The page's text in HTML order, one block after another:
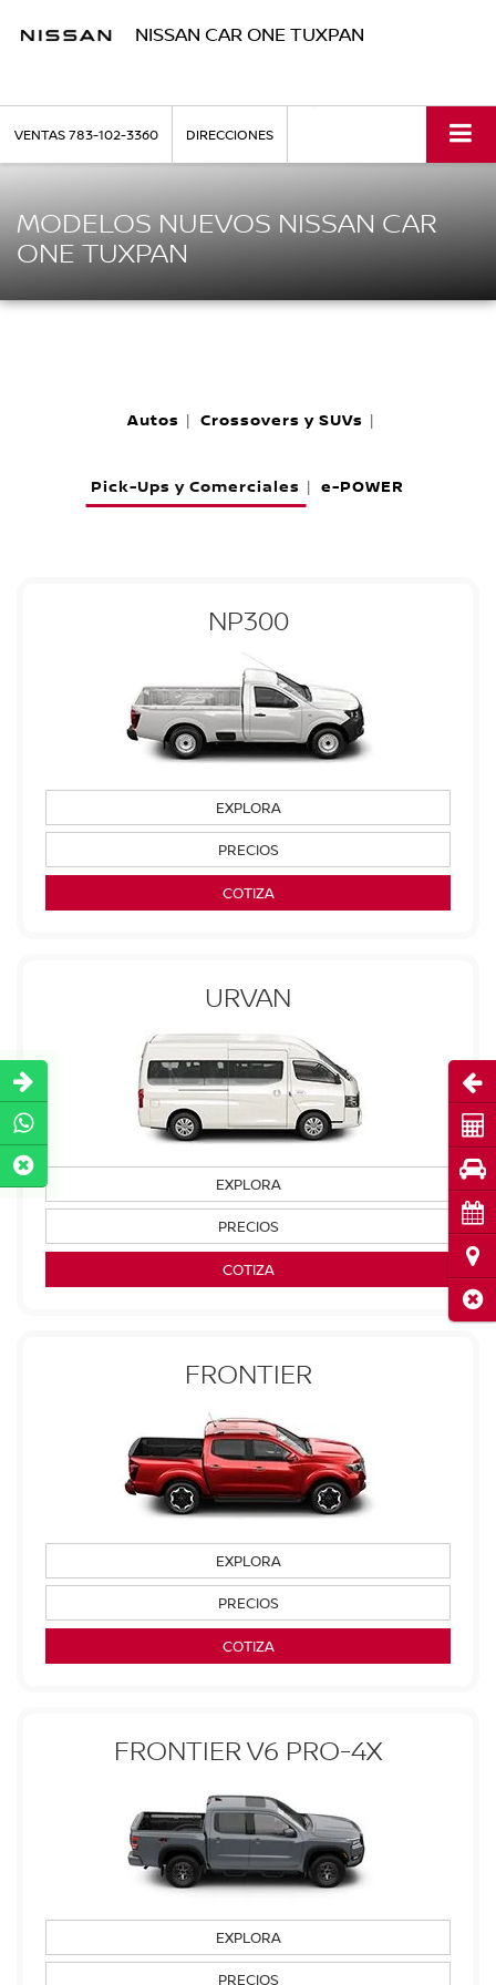
NISSAN CAR ONE TUXPAN
VENTAS783-102-3360 DIRECCIONES
MODELOS NUEVOS NISSAN CAR
ONE TUXPAN
Autos | Crossovers y SUVs |
Pick-Ups y Comerciales | e-POWER
NP300
EXPLORA
PRECIOS
COTIZA
URVAN
EXPLORA
PRECIOS
COTIZA
FRONTIER
EXPLORA
PRECIOS
COTIZA
FRONTIER V6 PRO-4X
EXPLORA
PRECIOS